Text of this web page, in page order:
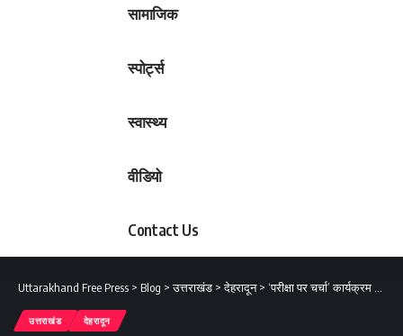
सामाजिक
स्पोर्ट्स
स्वास्थ्य
वीडियो
Contact Us
Uttarakhand Free Press > Blog >उत्तराखंड >देहरादून> ‘परीक्षा पर चर्चा’ कार्यक्रम में शामिल होंगी 10 लाख से अधिक छात्र-छात्राएं
उत्तराखंड देहरादून